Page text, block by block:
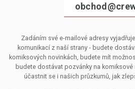
Zadáním své e-mailové adresy
komunikací z naší strany - budete
komiksových novinkách, budete mít
budete dostávat pozvánky na
účastnit se i našich průzkumů, jak